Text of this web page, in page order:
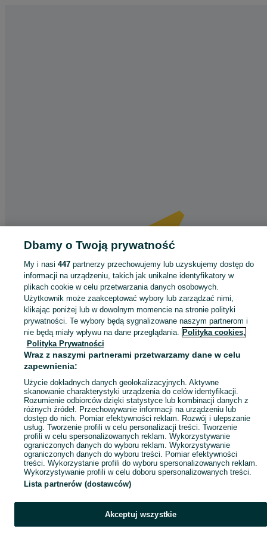
Coś poszło nie tak
Odśwież tę stronę lub wróć na stronę główną.
Odśwież
Dbamy o Twoją prywatność
My i nasi 447partnerzy przechowujemy lub uzyskujemy dostęp do
informacji na urządzeniu, takich jak unikalne identyfikatory w
plikach cookie w celu przetwarzania danych osobowych.
Użytkownik może zaakceptować wybory lub zarządzać nimi,
klikając poniżej lub w dowolnym momencie na stronie polityki
prywatności. Te wybory będą sygnalizowane naszym partnerom i
nie będą miały wpływu na dane przeglądania. Polityka cookies,
Polityka Prywatności
Wraz z naszymi partnerami przetwarzamy dane w celu
zapewnienia:
Użycie dokładnych danych geolokalizacyjnych. Aktywne
skanowanie charakterystyki urządzenia do celów identyfikacji.
Rozumienie odbiorców dzięki statystyce lub kombinacji danych z
różnych źródeł. Przechowywanie informacji na urządzeniu lub
dostęp do nich. Pomiar efektywności reklam. Rozwój i ulepszanie
usług. Tworzenie profili w celu personalizacji treści. Tworzenie
profili w celu spersonalizowanych reklam. Wykorzystywanie
ograniczonych danych do wyboru reklam. Wykorzystywanie
ograniczonych danych do wyboru treści. Pomiar efektywności
treści. Wykorzystanie profili do wyboru spersonalizowanych reklam.
Wykorzystywanie profili w celu doboru spersonalizowanych treści.
Lista partnerów (dostawców)
Akceptuj wszystkie